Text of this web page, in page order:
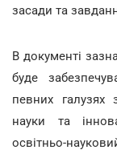
засади та
В документі
буде
певних
науки та
освітньо-